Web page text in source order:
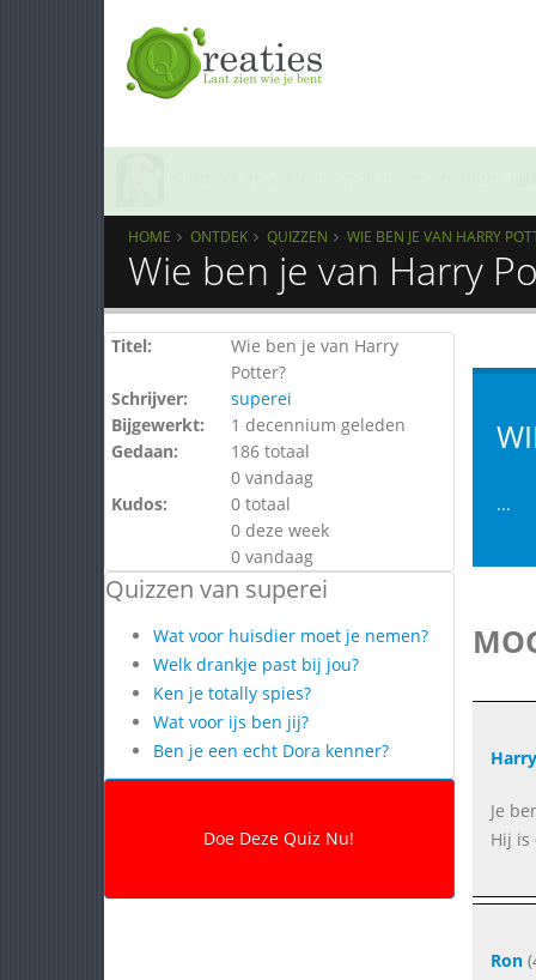
HOME ONTDEK QUIZZEN WIE BEN JE VAN HARRY
Wie ben je van Harry
Titel:
Wie ben je van Harry
Potter?
Schrijver:
superei
Bijgewerkt:
1 decennium geleden
Gedaan:
186 totaal
0 vandaag
Kudos:
0 totaal
0 deze week
0 vandaag
Quizzen van superei
Wat voor huisdier moet je nemen?
Welk drankje past bij jou?
Ken je totally spies?
Wat voor ijs ben jij?
Ben je een echt Dora kenner?
...
Harry
Je
Hij is
Ron